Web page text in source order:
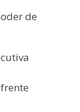
de